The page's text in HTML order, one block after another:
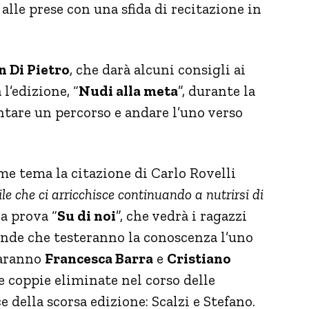
prese con una sfida di recitazione in
Di Pietro, che darà alcuni consigli ai
“Nudi alla meta”, durante la
un percorso e andare l’uno verso
tema la citazione di Carlo Rovelli
che ci arricchisce continuando a nutrirsi di
prova “Su di noi”, che vedrà i ragazzi
che testeranno la conoscenza l’uno
Francesca Barra e Cristiano
coppie eliminate nel corso delle
scorsa edizione: Scalzi e Stefano.